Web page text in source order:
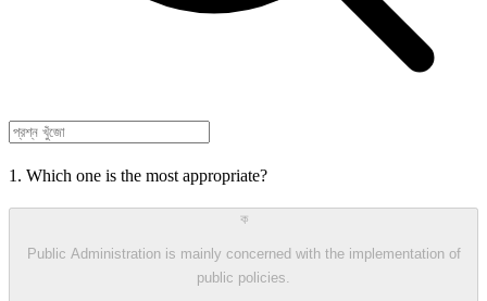
1. Which one is the most appropriate?
ক
Public Administration is mainly concerned with the implementation of
public policies.